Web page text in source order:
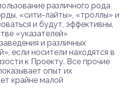
различного рода
«сити-лайты», «троллы» и
и будут, эффективны,
«указателей»
и различных
если носители находятся в
к Проекту. Все прочие
опыт их
крайне малой